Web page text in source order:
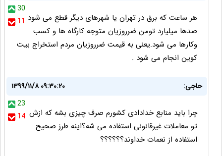
30
11 هر ساعت که برق در تهران یا شهرهای دیگر قطع می شود
صدها میلیارد تومن ضرروزیان متوجه کارگاه ها و کسب
وکارها می شود.یعنی به قیمت ضرروزیان مردم استخراج بیت
کوین انجام می شود .
حاجی:
۱۳۹۹/۱۱/۸ ۰۹:۳۰:۲۰
23
14 چرا باید منابع خدادادی کشورم صرف چیزی بشه که ازش
تو معاملات غیرقانونی استفاده می شه؟اینه طرز صحیح
استفاده از نعمات خداوند؟؟؟؟؟؟